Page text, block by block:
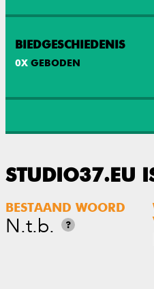
BIEDGESCHIEDENIS
0X GEBODEN
STUDIO37.EU
BESTAAND WOORD
N.t.b. ?